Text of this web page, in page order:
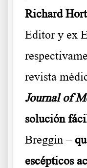
Richard
Editor y ex
revista
Journal of
solución
Breggin –
escépticos